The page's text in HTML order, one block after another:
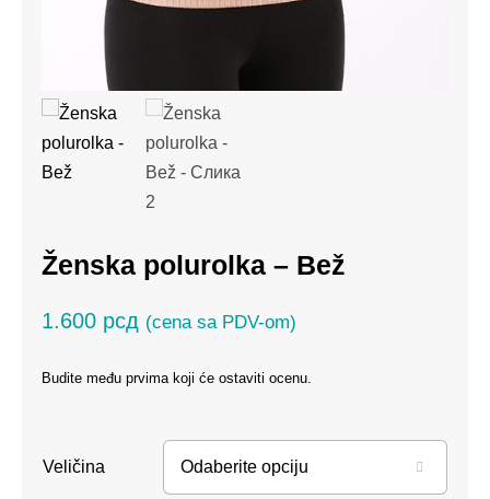
Ženska polurolka – Bež
1.600 рсд (cena sa PDV-om)
Budite među prvima koji će ostaviti ocenu.
Veličina 